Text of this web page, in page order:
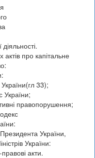
про капітальне
33);
України;
правопорушення;
України,
України:
акти.